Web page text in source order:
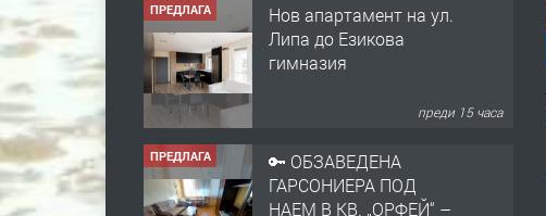
ПРЕДЛАГА
Нов апартамент на ул.
Липа до Езикова
гимназия
преди 15 часа
ПРЕДЛАГА
🔑 ОБЗАВЕДЕНА
ГАРСОНИЕРА ПОД
НАЕМ В КВ. „ОРФЕЙ“ –